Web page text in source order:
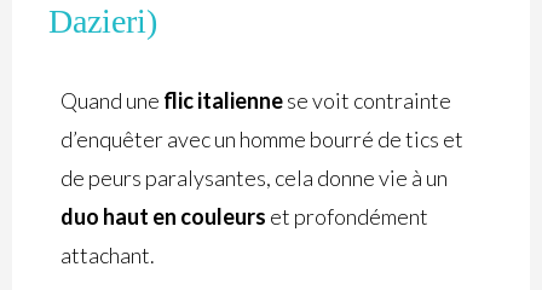
Dazieri)
Quand une flic italiennese voit contrainte
d’enquêter avec un homme bourré de tics et
de peurs paralysantes, cela donne vie à un
duo haut en couleurs et profondément
attachant.